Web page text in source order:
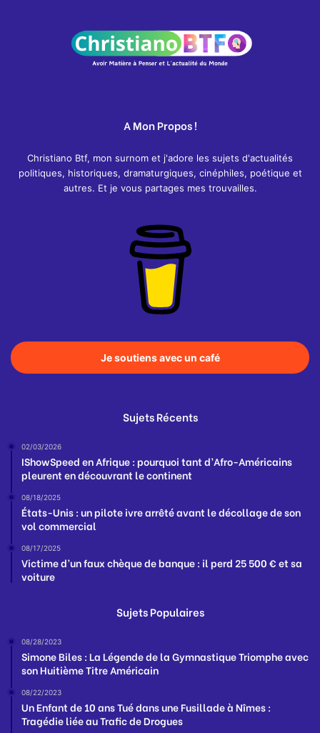
A Mon Propos !
Christiano Btf, mon surnom et j'adore les sujets d'actualités
politiques, historiques, dramaturgiques, cinéphiles, poétique et
autres. Et je vous partages mes trouvailles.
Je soutiens avec un café
Sujets Récents
02/03/2026
IShowSpeed en Afrique : pourquoi tant d’Afro-Américains
pleurent en découvrant le continent
08/18/2025
États-Unis : un pilote ivre arrêté avant le décollage de son
vol commercial
08/17/2025
Victime d’un faux chèque de banque : il perd 25 500 € et sa
voiture
Sujets Populaires
08/28/2023
Simone Biles : La Légende de la Gymnastique Triomphe avec
son Huitième Titre Américain
08/22/2023
Un Enfant de 10 ans Tué dans une Fusillade à Nîmes :
Tragédie liée au Trafic de Drogues